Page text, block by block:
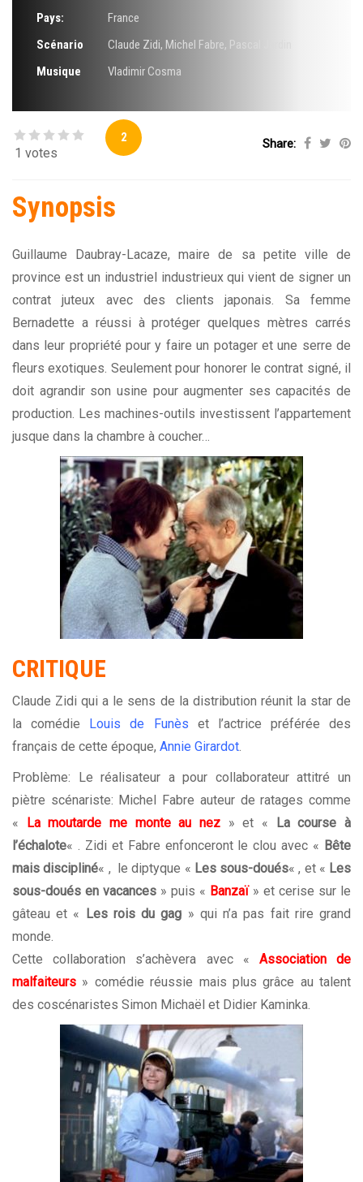
Pays:
France
Scénario
Claude Zidi, Michel Fabre, Pascal Jardin
Musique
Vladimir Cosma
1 votes
2 Share:
Synopsis
Guillaume Daubray-Lacaze, maire de sa petite ville de
province est un industriel industrieux qui vient de signer un
contrat juteux avec des clients japonais. Sa femme
Bernadette a réussi à protéger quelques mètres carrés
dans leur propriété pour y faire un potager et une serre de
fleurs exotiques. Seulement pour honorer le contrat signé, il
doit agrandir son usine pour augmenter ses capacités de
production. Les machines-outils investissent l’appartement
jusque dans la chambre à coucher…
CRITIQUE
Claude Zidi qui a le sens de la distribution réunit la star de
la comédie
Louis de Funès et l’actrice préférée des
français de cette époque, Annie Girardot.
Problème: Le réalisateur a pour collaborateur attitré un
piètre scénariste: Michel Fabre auteur de ratages comme
«
La moutarde me monte au nez » et «
La course à
l’échalote« . Zidi et Fabre enfonceront le clou avec « Bête
mais discipliné« , le diptyque « Les sous-doués« , et « Les
sous-doués en vacances » puis « Banzaï» et cerise sur le
gâteau et «
Les rois du gag » qui n’a pas fait rire grand
monde.
Cette collaboration s’achèvera avec « Association de
malfaiteurs » comédie réussie mais plus grâce au talent
des coscénaristes Simon Michaël et Didier Kaminka.